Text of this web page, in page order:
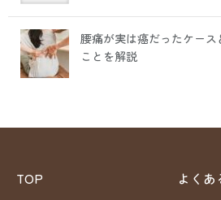
腰痛が実は癌だったケー
ことを解説
TOP
よくあ